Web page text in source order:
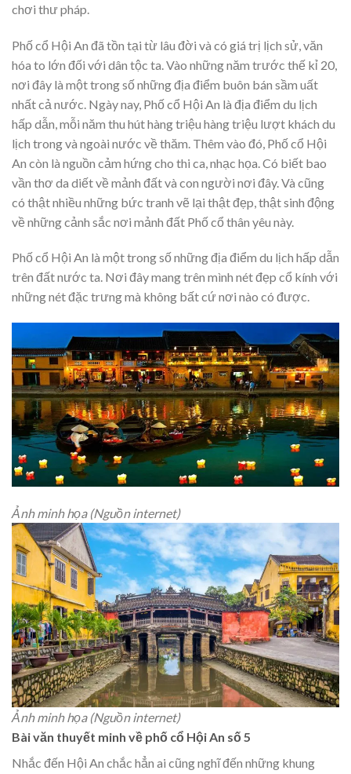
chơi thư pháp.
Phố cổ Hội An đã tồn tại từ lâu đời và có giá trị lịch sử, văn
hóa to lớn đối với dân tộc ta. Vào những năm trước thế kỉ 20,
nơi đây là một trong số những địa điểm buôn bán sầm uất
nhất cả nước. Ngày nay, Phố cổ Hội An là địa điểm du lịch
hấp dẫn, mỗi năm thu hút hàng triệu hàng triệu lượt khách du
lịch trong và ngoài nước về thăm. Thêm vào đó, Phố cổ Hội
An còn là nguồn cảm hứng cho thi ca, nhạc họa. Có biết bao
vần thơ da diết về mảnh đất và con người nơi đây. Và cũng
có thật nhiều những bức tranh vẽ lại thật đẹp, thật sinh động
về những cảnh sắc nơi mảnh đất Phố cổ thân yêu này.
Phố cổ Hội An là một trong số những địa điểm du lịch hấp dẫn
trên đất nước ta. Nơi đây mang trên mình nét đẹp cổ kính với
những nét đặc trưng mà không bất cứ nơi nào có được.
Ảnh minh họa (Nguồn internet)
Ảnh minh họa (Nguồn internet)
Bài văn thuyết minh về phố cổ Hội An số 5
Nhắc đến Hội An chắc hẳn ai cũng nghĩ đến những khung